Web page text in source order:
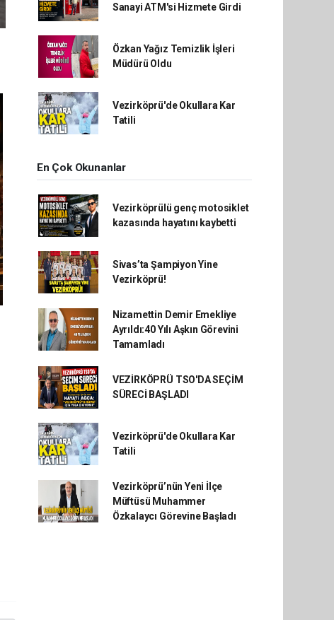
Sanayi ATM'si Hizmete Girdi
Özkan Yağız Temizlik İşleri
Müdürü Oldu
Vezirköprü'de Okullara Kar
Tatili
En Çok Okunanlar
Vezirköprülü genç motosiklet
kazasında hayatını kaybetti
Sivas’ta Şampiyon Yine
Vezirköprü!
Nizamettin Demir Emekliye
Ayrıldı:40 Yılı Aşkın Görevini
Tamamladı
VEZİRKÖPRÜ TSO'DA SEÇİM
SÜRECİ BAŞLADI
Vezirköprü'de Okullara Kar
Tatili
Vezirköprü’nün Yeni İlçe
Müftüsü Muhammer
Özkalaycı Görevine Başladı